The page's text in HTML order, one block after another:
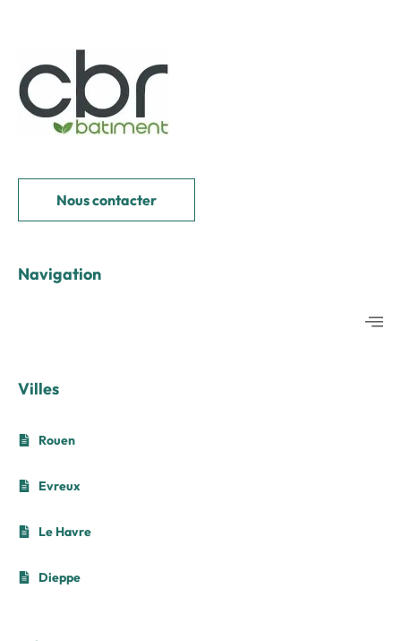
Nous contacter
Navigation
Villes
Rouen
Evreux
Le Havre
Dieppe